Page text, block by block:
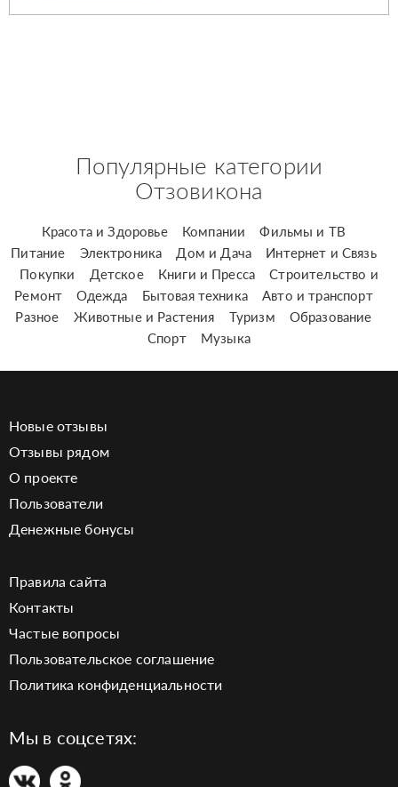
Популярные категории
Отзовикона
Красота и Здоровье Компании
Фильмы и ТВ
Питание
Электроника Дом и Дача
Интернет и Связь
Покупки
Детское Книги и Пресса
Строительство и
Ремонт
Одежда Бытовая техника
Авто и транспорт
Разное
Животные и Растения Туризм
Образование
Спорт
Музыка
Новые отзывы
Отзывы рядом
О проекте
Пользователи
Денежные бонусы
Правила сайта
Контакты
Частые вопросы
Пользовательское соглашение
Политика конфиденциальности
Мы в соцсетях: